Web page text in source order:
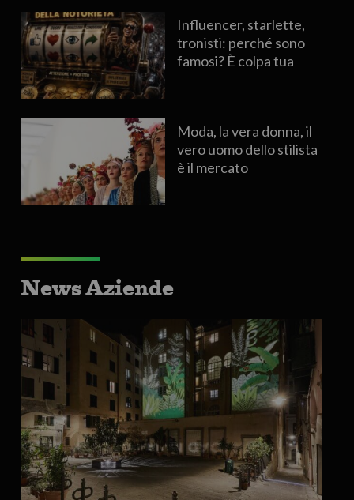
Influencer, starlette,
tronisti: perché sono
famosi? È colpa tua
Moda, la vera donna, il
vero uomo dello stilista
è il mercato
News Aziende